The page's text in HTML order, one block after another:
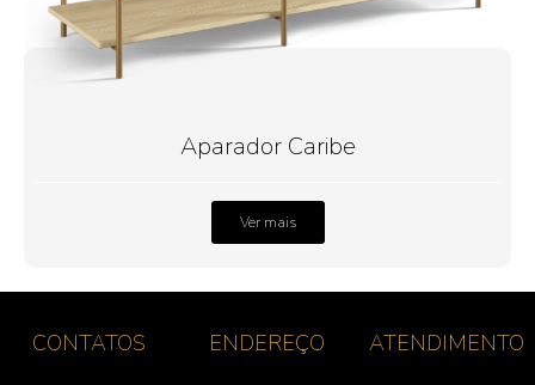
Aparador Caribe
Ver mais
CONTATOS ENDEREÇO ATENDIMENTO